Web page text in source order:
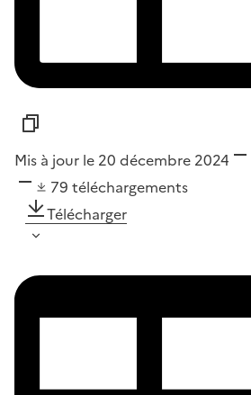
Mis à jour le 20 décembre 2024
79 téléchargements
Télécharger